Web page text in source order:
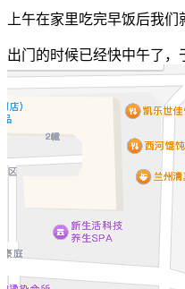
上午在家里吃完早饭后我
出门的时候已经快中午了，